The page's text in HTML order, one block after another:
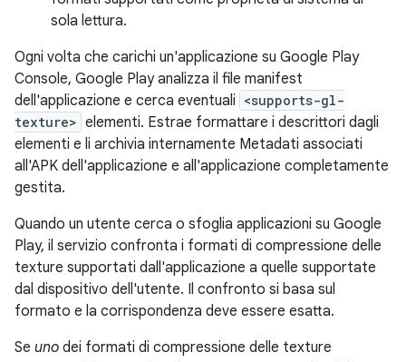
sola lettura.
Ogni volta che carichi un'applicazione su Google Play
Console, Google Play analizza il file manifest
dell'applicazione e cerca eventuali <supports-gl-
texture> elementi. Estrae formattare i descrittori dagli
elementi e li archivia internamente Metadati associati
all'APK dell'applicazione e all'applicazione completamente
gestita.
Quando un utente cerca o sfoglia applicazioni su Google
Play, il servizio confronta i formati di compressione delle
texture supportati dall'applicazione a quelle supportate
dal dispositivo dell'utente. Il confronto si basa sul
formato e la corrispondenza deve essere esatta.
Se uno dei formati di compressione delle texture